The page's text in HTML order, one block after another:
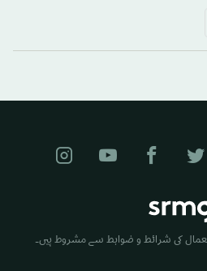
کی شرائط و ضوابط سے مشروط ہیں۔